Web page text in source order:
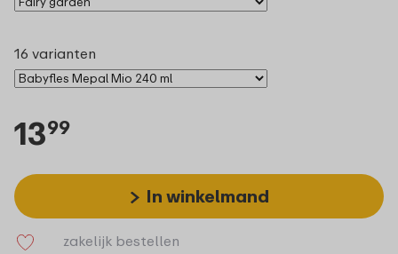
16 varianten
1399
In winkelmand
zakelijk bestellen